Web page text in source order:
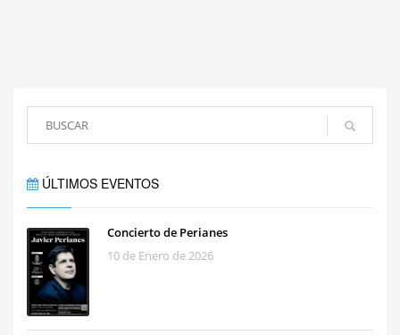
ÚLTIMOS EVENTOS
Concierto de Perianes
10 de Enero de 2026